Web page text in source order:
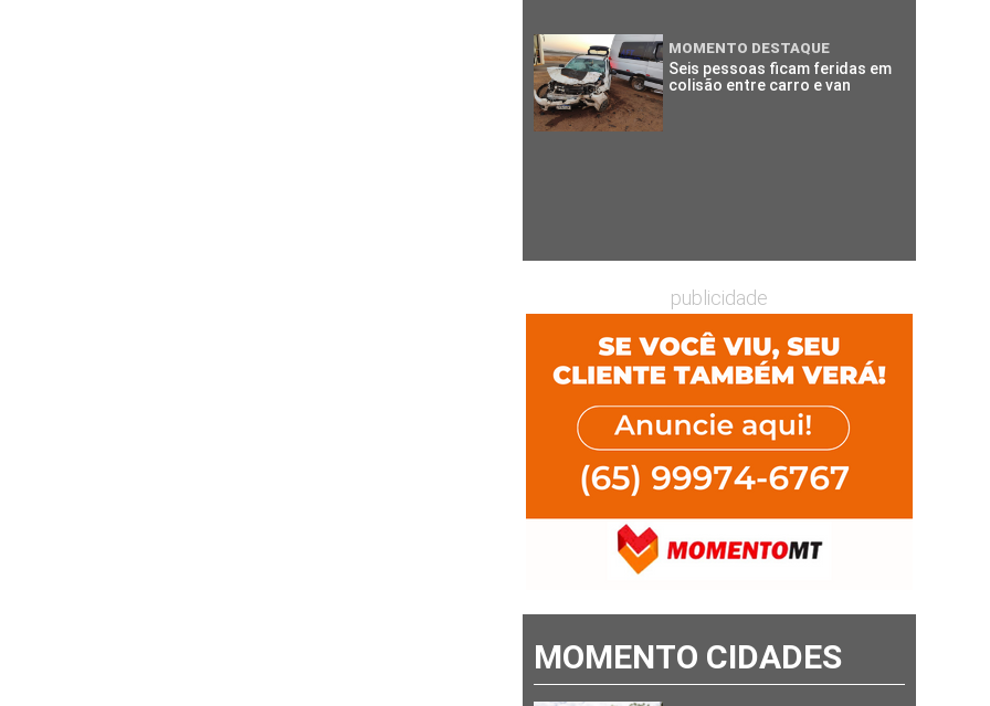
MOMENTO DESTAQUE
Seis pessoas ficam feridas em
colisão entre carro e van
publicidade
MOMENTO CIDADES